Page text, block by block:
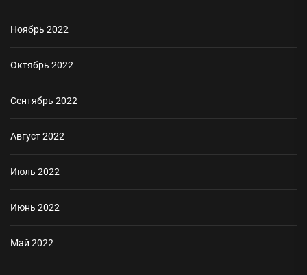
Ноябрь 2022
Октябрь 2022
Сентябрь 2022
Август 2022
Июль 2022
Июнь 2022
Май 2022